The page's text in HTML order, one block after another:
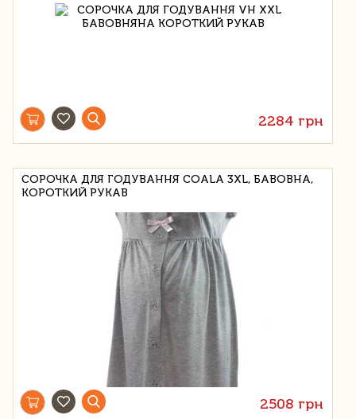
2284 грн
СОРОЧКА ДЛЯ ГОДУВАННЯ COALA 3XL, БАВОВНА,
КОРОТКИЙ РУКАВ
2508 грн